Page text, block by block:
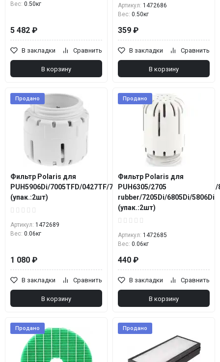
Вес: 0.50кг
5 482 ₽
В закладки Сравнить
В корзину
Артикул: 1472686
Вес: 0.50кг
359 ₽
В закладки Сравнить
В корзину
Продано
Фильтр Polaris для
PUH5906Di/7005TFD/0427TF/7240TF/8105TF/6060D/
(упак.:2шт)
Артикул: 1472689
Вес: 0.06кг
1 080 ₽
В закладки Сравнить
В корзину
Продано
Фильтр Polaris для
PUH6305/2705
rubber/7205Di/6805Di/5806Di
(упак.:2шт)
Артикул: 1472685
Вес: 0.06кг
440 ₽
В закладки Сравнить
В корзину
Продано Продано